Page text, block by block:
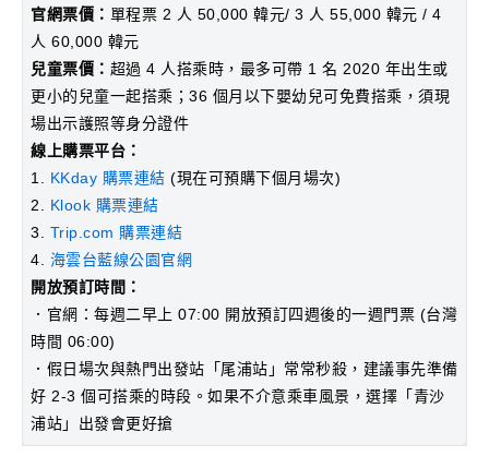
官網票價： 單程票 2 人 50,000 韓元/ 3 人 55,000 韓元 / 4
人 60,000 韓元
兒童票價： 超過 4 人搭乘時，最多可帶 1 名 2020 年出生或
更小的兒童一起搭乘；36 個月以下嬰幼兒可免費搭乘，須現
場出示護照等身分證件
線上購票平台：
1. KKday 購票連結 (現在可預購下個月場次)
2. Klook 購票連結
3. Trip.com 購票連結
4. 海雲台藍線公園官網
開放預訂時間：
．官網：每週二早上 07:00 開放預訂四週後的一週門票 (台灣
時間 06:00)
．假日場次與熱門出發站「尾浦站」常常秒殺，建議事先準備
好 2-3 個可搭乘的時段。如果不介意乘車風景，選擇「青沙
浦站」出發會更好搶